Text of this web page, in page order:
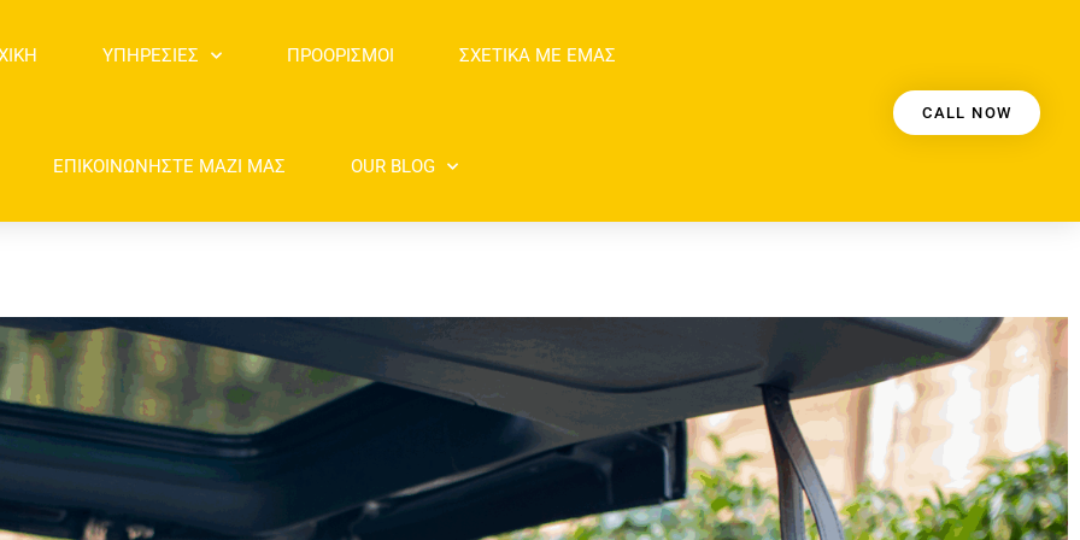
ΥΠΗΡΕΣΊΕΣ ΠΡΟΟΡΙΣΜΟΊ ΣΧΕΤΙΚΆ ΜΕ ΕΜΆΣ
ΕΠΙΚΟΙΝΩΝΉΣΤΕ ΜΑΖΊ ΜΑΣ OUR BLOG
CALL NOW